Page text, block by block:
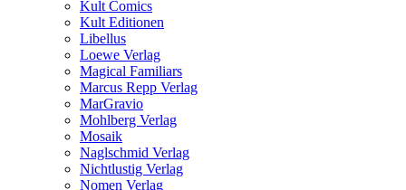
Kult Comics
Kult Editionen
Libellus
Loewe Verlag
Magical Familiars
Marcus Repp Verlag
MarGravio
Mohlberg Verlag
Mosaik
Naglschmid Verlag
Nichtlustig Verlag
Nomen Verlag